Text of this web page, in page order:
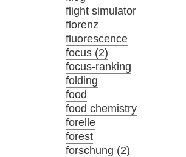
flight simulator
florenz
fluorescence
focus (2)
focus-ranking
folding
food
food chemistry
forelle
forest
forschung (2)